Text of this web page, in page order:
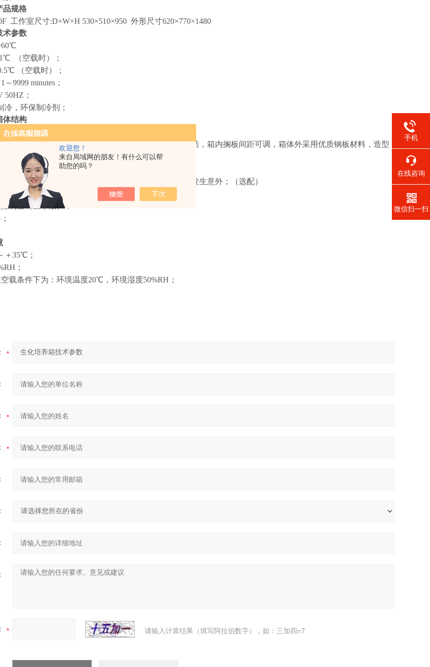
欢迎您！
来自局域网的朋友！有什么可以帮
助您的吗？
品规格
工作室尺寸:D×W×H 530×510×950 外形尺寸620×770×1480
术参数
（空载时）；
（空载时）；
9999 minutes；
50HZ；
冷，环保制冷剂；
体结构
字显示微电脑温度控制器，控温精确可靠；
不锈钢材料，运用氩弧焊制作而成，半圆弧四角易清洁，箱内搁板间距可调，箱体外采用优质钢板材料，造型
观察方便明了；
，超过限制温度即自动中断，保证实验安全运行，不发生意外；（选配）
制器（三十段）；
＋35℃；
；
载条件下为：环境温度20℃，环境湿度50%RH；
请输入计算结果（填写阿拉伯数字），如：三加四=7
手机
在线咨询
微信扫一扫